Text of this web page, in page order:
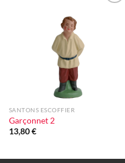
SANTONS ESCOFFIER
Garçonnet 2
13,80€